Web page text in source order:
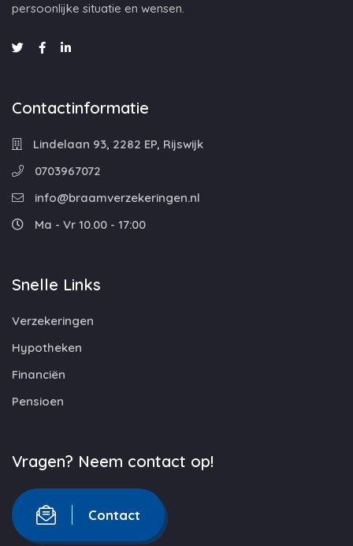
persoonlijke situatie en wensen.
Contactinformatie
Lindelaan 93, 2282 EP, Rijswijk
0703967072
info@braamverzekeringen.nl
Ma - Vr 10.00 - 17:00
Snelle Links
Verzekeringen
Hypotheken
Financiën
Pensioen
Vragen? Neem contact op!
Contact